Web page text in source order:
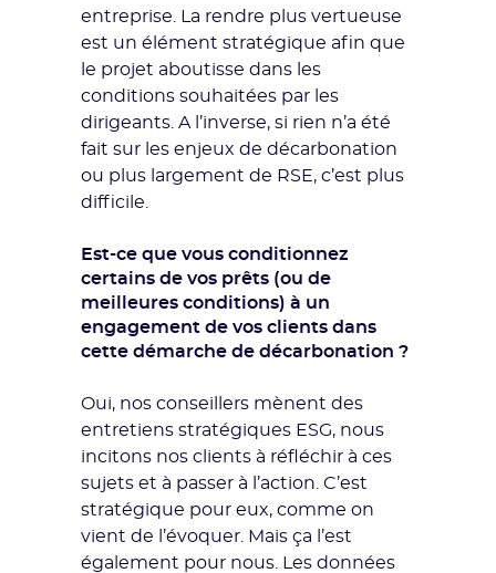
entreprise. La rendre plus vertueuse
est un élément stratégique afin que
le projet aboutisse dans les
conditions souhaitées par les
dirigeants. A l’inverse, si rien n’a été
fait sur les enjeux de décarbonation
ou plus largement de RSE, c’est plus
difficile.
Est-ce que vous conditionnez
certains de vos prêts (ou de
meilleures conditions) à un
engagement de vos clients dans
cette démarche de décarbonation ?
Oui, nos conseillers mènent des
entretiens stratégiques ESG, nous
incitons nos clients à réfléchir à ces
sujets et à passer à l’action. C’est
stratégique pour eux, comme on
vient de l’évoquer. Mais ça l’est
également pour nous. Les données